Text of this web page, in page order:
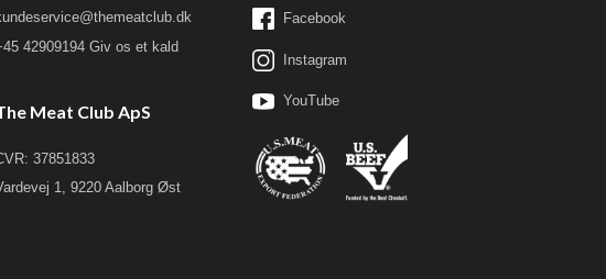
42909194 Giv os et kald
Meat Club ApS
37851833
1, 9220 Aalborg Øst
Facebook
Instagram
YouTube